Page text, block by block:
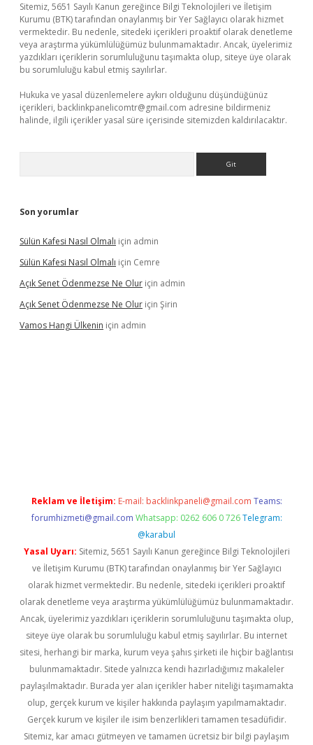
Sitemiz, 5651 Sayılı Kanun gereğince Bilgi Teknolojileri ve İletişim
Kurumu (BTK) tarafından onaylanmış bir Yer Sağlayıcı olarak hizmet
vermektedir. Bu nedenle, sitedeki içerikleri proaktif olarak denetleme
veya araştırma yükümlülüğümüz bulunmamaktadır. Ancak, üyelerimiz
yazdıkları içeriklerin sorumluluğunu taşımakta olup, siteye üye olarak
bu sorumluluğu kabul etmiş sayılırlar.
Hukuka ve yasal düzenlemelere aykırı olduğunu düşündüğünüz
içerikleri, backlinkpanelicomtr@gmail.com adresine bildirmeniz
halinde, ilgili içerikler yasal süre içerisinde sitemizden kaldırılacaktır.
Son yorumlar
Sülün Kafesi Nasıl Olmalı için admin
Sülün Kafesi Nasıl Olmalı için Cemre
Açık Senet Ödenmezse Ne Olur için admin
Açık Senet Ödenmezse Ne Olur için Şirin
Vamos Hangi Ülkenin için admin
Reklam ve İletişim: E-mail: backlinkpaneli@gmail.com Teams:
forumhizmeti@gmail.com Whatsapp: 0262 606 0 726 Telegram:
@karabul
Yasal Uyarı: Sitemiz, 5651 Sayılı Kanun gereğince Bilgi Teknolojileri
ve İletişim Kurumu (BTK) tarafından onaylanmış bir Yer Sağlayıcı
olarak hizmet vermektedir. Bu nedenle, sitedeki içerikleri proaktif
olarak denetleme veya araştırma yükümlülüğümüz bulunmamaktadır.
Ancak, üyelerimiz yazdıkları içeriklerin sorumluluğunu taşımakta olup,
siteye üye olarak bu sorumluluğu kabul etmiş sayılırlar. Bu internet
sitesi, herhangi bir marka, kurum veya şahıs şirketi ile hiçbir bağlantısı
bulunmamaktadır. Sitede yalnızca kendi hazırladığımız makaleler
paylaşılmaktadır. Burada yer alan içerikler haber niteliği taşımamakta
olup, gerçek kurum ve kişiler hakkında paylaşım yapılmamaktadır.
Gerçek kurum ve kişiler ile isim benzerlikleri tamamen tesadüfidir.
Sitemiz, kar amacı gütmeyen ve tamamen ücretsiz bir bilgi paylaşım